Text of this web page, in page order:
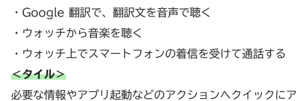
・Google 翻訳で、翻訳文を音声で聴く
・ウォッチから音楽を聴く
・ウォッチ上でスマートフォンの着信を受けて通話する
＜タイル＞
必要な情報やアプリ起動などのアクションへクイックにア